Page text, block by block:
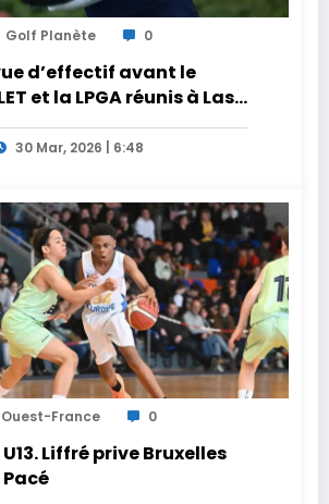
Golf Planète 0
d’effectif avant le
et la LPGA réunis à Las
de la semaine
30 Mar, 2026 | 6:48
Ouest-France 0
Liffré prive Bruxelles